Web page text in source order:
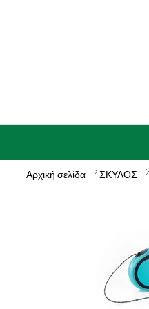
Αρχική σελίδα ΣΚΥΛΟΣ